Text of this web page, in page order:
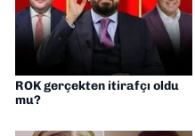
ROK gerçekten itirafçı oldu
mu?